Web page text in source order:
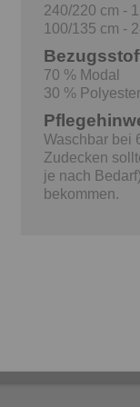
240/220 cm -
100/135 cm -
70 % Modal
30 % Polyester
Waschbar bei
Zudecken
je nach
bekommen.